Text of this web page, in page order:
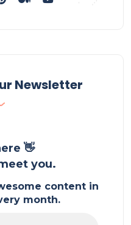
Newsletter
👋
you.
content in
month.